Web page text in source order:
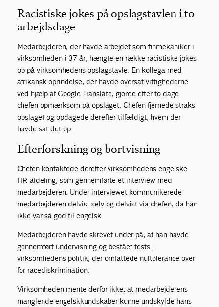
Racistiske jokes på opslagstavlen i to
arbejdsdage
Medarbejderen, der havde arbejdet som finmekaniker i
virksomheden i 37 år, hængte en række racistiske jokes
op på virksomhedens opslagstavle. En kollega med
afrikansk oprindelse, der havde oversat vittighederne
ved hjælp af Google Translate, gjorde efter to dage
chefen opmærksom på opslaget. Chefen fjernede straks
opslaget og opdagede derefter tilfældigt, hvem der
havde sat det op.
Efterforskning og bortvisning
Chefen kontaktede derefter virksomhedens engelske
HR-afdeling, som gennemførte et interview med
medarbejderen. Under interviewet kommunikerede
medarbejderen delvist selv og delvist via chefen, da han
ikke var så god til engelsk.
Medarbejderen havde skrevet under på, at han havde
gennemført undervisning og bestået tests i
virksomhedens politik, der omfattede nultolerance over
for racediskrimination.
Virksomheden mente derfor ikke, at medarbejderens
manglende engelskkundskaber kunne undskylde hans